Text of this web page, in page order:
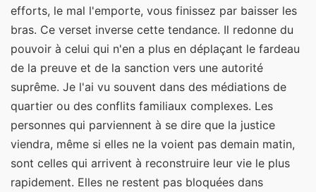
efforts, le mal l'emporte, vous finissez par baisser les
bras. Ce verset inverse cette tendance. Il redonne du
pouvoir à celui qui n'en a plus en déplaçant le fardeau
de la preuve et de la sanction vers une autorité
suprême. Je l'ai vu souvent dans des médiations de
quartier ou des conflits familiaux complexes. Les
personnes qui parviennent à se dire que la justice
viendra, même si elles ne la voient pas demain matin,
sont celles qui arrivent à reconstruire leur vie le plus
rapidement. Elles ne restent pas bloquées dans